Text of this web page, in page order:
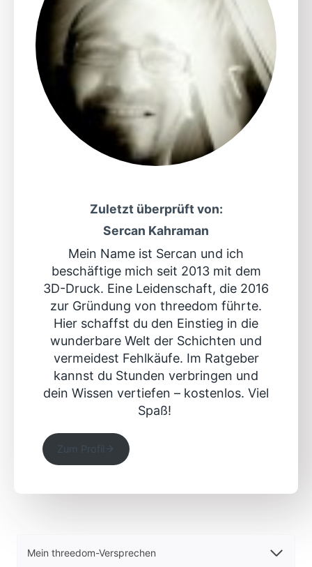
Zuletzt überprüft von:
Sercan Kahraman
Mein Name ist Sercan und ich
beschäftige mich seit 2013 mit dem
3D-Druck. Eine Leidenschaft, die 2016
zur Gründung von threedom führte.
Hier schaffst du den Einstieg in die
wunderbare Welt der Schichten und
vermeidest Fehlkäufe. Im Ratgeber
kannst du Stunden verbringen und
dein Wissen vertiefen – kostenlos. Viel
Spaß!
Zum Profil
Mein threedom-Versprechen